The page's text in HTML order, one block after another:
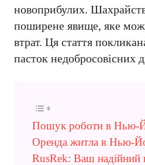
новоприбулих.
поширене явище, яке
втрат. Ця стаття
пасток недобросовісних
Пошук роботи в Нью-
Оренда житла в Нью-
RusRek: Ваш